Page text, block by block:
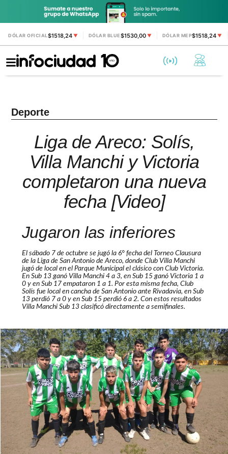
DÓLAR OFICIAL$1518,24 ▼ DÓLAR BLUE$1530,00 ▼ DÓLAR MEP$1518,24▼
Deporte
Liga de Areco: Solís,
Villa Manchi y Victoria
completaron una nueva
fecha [Video]
Jugaron las inferiores
El sábado 7 de octubre se jugó la 6° fecha del Torneo Clausura
de la Liga de San Antonio de Areco, donde Club Villa Manchi
jugó de local en el Parque Municipal el clásico con Club Victoria.
En Sub 13 ganó Villa Manchi 4 a 3, en Sub 15 ganó Victoria 1 a
0 y en Sub 17 empataron 1 a 1. Por esta misma fecha, Club
Solís fue local en cancha de San Antonio ante Rivadavia, en Sub
13 perdió 7 a 0 y en Sub 15 perdió 6 a 2. Con estos resultados
Villa Manchi Sub 13 clasificó directamente a semifinales.